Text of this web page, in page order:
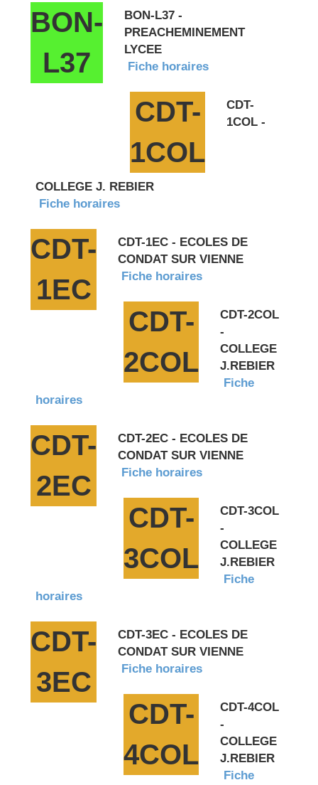
BON-
L37
BON-L37 -
PREACHEMINEMENT
LYCEE
Fiche horaires
CDT-
1COL
CDT-
1COL -
COLLEGE J. REBIER
Fiche horaires
CDT-
1EC
CDT-1EC - ECOLES DE
CONDAT SUR VIENNE
Fiche horaires
CDT-
2COL
CDT-2COL
-
COLLEGE
J.REBIER
Fiche
horaires
CDT-
2EC
CDT-2EC - ECOLES DE
CONDAT SUR VIENNE
Fiche horaires
CDT-
3COL
CDT-3COL
-
COLLEGE
J.REBIER
Fiche
horaires
CDT-
3EC
CDT-3EC - ECOLES DE
CONDAT SUR VIENNE
Fiche horaires
CDT-
4COL
CDT-4COL
-
COLLEGE
J.REBIER
Fiche